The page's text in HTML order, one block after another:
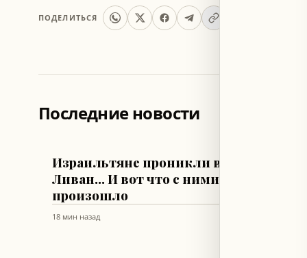
ПОДЕЛИТЬСЯ
Последние новости
Израильтяне проникли в
Ливан... И вот что с ними
произошло
18 мин назад